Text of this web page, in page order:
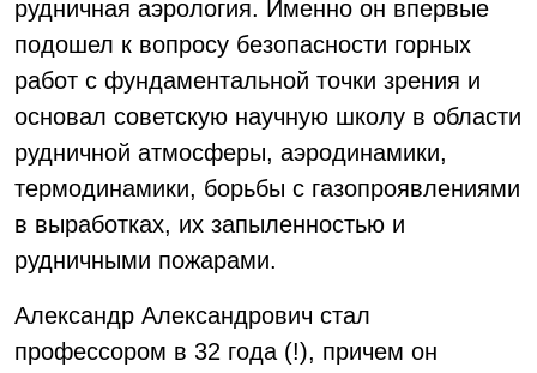
рудничная аэрология. Именно он впервые
подошел к вопросу безопасности горных
работ с фундаментальной точки зрения и
основал советскую научную школу в области
рудничной атмосферы, аэродинамики,
термодинамики, борьбы с газопроявлениями
в выработках, их запыленностью и
рудничными пожарами.
Александр Александрович стал
профессором в 32 года (!), причем он